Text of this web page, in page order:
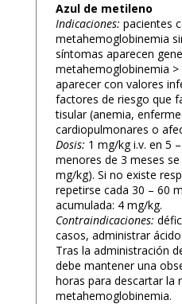
Azul de metileno
Indicaciones: pacientes
metahemoglobinemia
síntomas aparecen
metahemoglobinemia >
aparecer con valores
factores de riesgo que
tisular (anemia,
cardiopulmonares o
Dosis: 1 mg/kg i.v. en 5
menores de 3 meses
mg/kg). Si no existe
repetirse cada 30 – 60
acumulada: 4 mg/kg.
Contraindicaciones:
casos, administrar
Tras la administración
debe mantener una
horas para descartar la
metahemoglobinemia.